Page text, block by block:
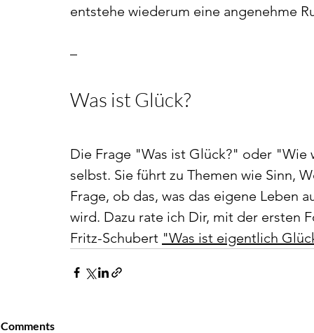
entstehe wiederum eine angenehme
–
Was ist Glück?
Die Frage "Was ist Glück?" oder
selbst. Sie führt zu Themen wie Sinn,
Frage, ob das, was das eigene Leben
wird. Dazu rate ich Dir, mit der ersten
Fritz-Schubert "Was ist eigentlich
Comments